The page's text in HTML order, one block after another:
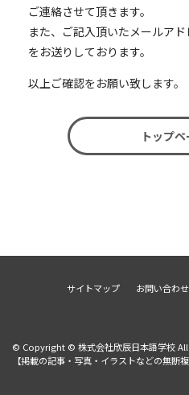
ご連絡させて頂きます。
また、ご記入頂いたメールア
をお送りしております。
以上ご確認をお願い致します。
トップ
サイトマップ お問い合わせ
© Copyright © 株式会社欣辰日本語学校 All
【掲載の記事・写真・イラストなどの無断